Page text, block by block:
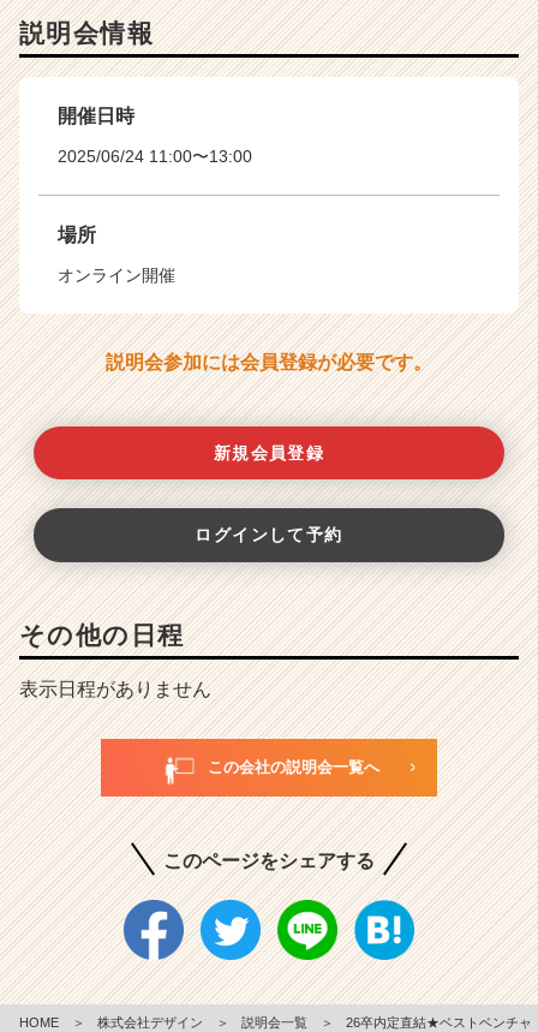
説明会情報
開催日時
2025/06/24 11:00〜13:00
場所
オンライン開催
説明会参加には会員登録が必要です。
新規会員登録
ログインして予約
その他の日程
表示日程がありません
この会社の説明会一覧へ
このページをシェアする
HOME ＞ 株式会社デザイン ＞ 説明会一覧 ＞
26卒内定直結★ベストベンチャ